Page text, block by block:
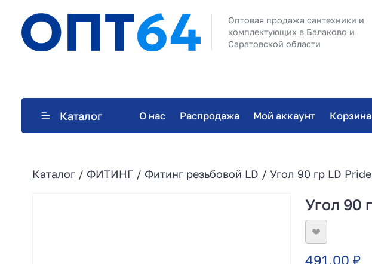
Оптовая продажа сантехники и
комплектующих в Балаково и
Саратовской области
Каталог О нас Распродажа Мой аккаунт Корзина
Каталог / ФИТИНГ / Фитинг резьбовой LD / Угол 90 гр LD
Угол 90
❤
491,00₽